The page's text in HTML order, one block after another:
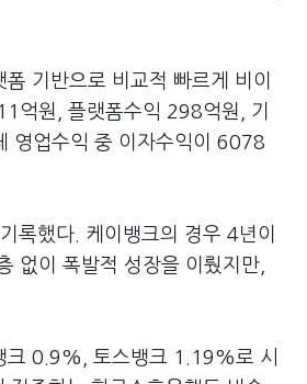
기반으로 비교적 빠르게 비이
억원, 플랫폼수익 298억원, 기
영업수익 중 이자수익이 6078
록했다. 케이뱅크의 경우 4년이
없이 폭발적 성장을 이뤘지만,
크 0.9%, 토스뱅크 1.19%로 시